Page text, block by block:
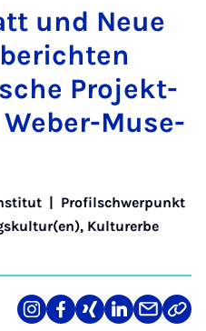
und Neue
Pro­jekt­
Mu­se­
| Profilschwerpunkt
Kulturerbe
TeilenTeilenTeilenTeilenTeilenLink